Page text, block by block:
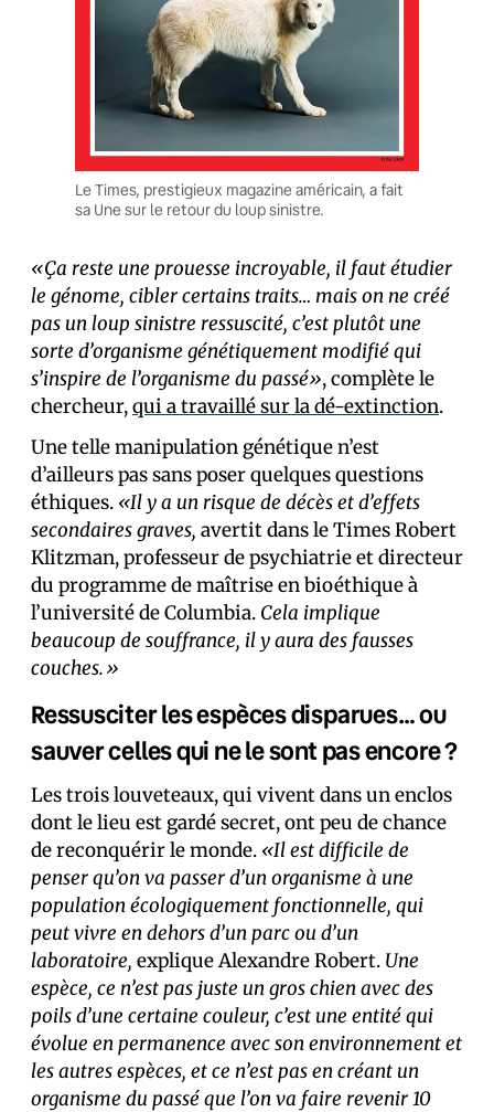
Le Times, prestigieux magazine américain, a fait
sa Une sur le retour du loup sinistre.
«Ça reste une prouesse incroyable, il faut étudier
le génome, cibler certains traits… mais on ne créé
pas un loup sinistre ressuscité, c’est plutôt une
sorte d’organisme génétiquement modifié qui
s’inspire de l’organisme du passé», complète le
chercheur,qui a travaillé sur la dé-extinction.
Une telle manipulation génétique n’est
d’ailleurs pas sans poser quelques questions
éthiques. «Il y a un risque de décès et d’effets
secondaires graves, avertit dans le Times Robert
Klitzman, professeur de psychiatrie et directeur
du programme de maîtrise en bioéthique à
l’université de Columbia. Cela implique
beaucoup de souffrance, il y aura des fausses
couches.»
Ressusciter les espèces disparues… ou
sauver celles qui ne le sont pas encore ?
Les trois louveteaux, qui vivent dans un enclos
dont le lieu est gardé secret, ont peu de chance
de reconquérir le monde. «Il est difficile de
penser qu’on va passer d’un organisme à une
population écologiquement fonctionnelle, qui
peut vivre en dehors d’un parc ou d’un
laboratoire, explique Alexandre Robert. Une
espèce, ce n’est pas juste un gros chien avec des
poils d’une certaine couleur, c’est une entité qui
évolue en permanence avec son environnement et
les autres espèces, et ce n’est pas en créant un
organisme du passé que l’on va faire revenir 10